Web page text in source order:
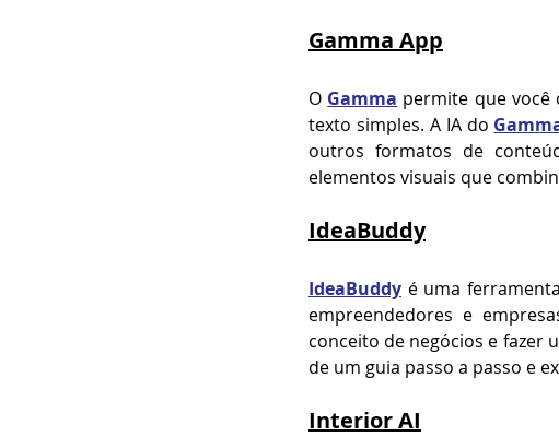
Gamma App
O Gamma permite que você
texto simples. A IA do
outros formatos de
elementos visuais que
IdeaBuddy
IdeaBuddy é uma
empreendedores e
conceito de negócios e fazer
de um guia passo a passo e
Interior AI